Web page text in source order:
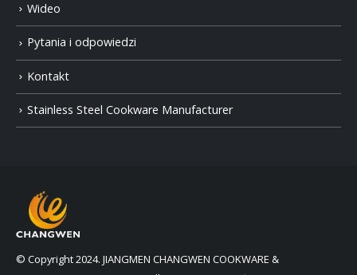
Wideo
Pytania i odpowiedzi
Kontakt
Stainless Steel Cookware Manufacturer
© Copyright 2024. JIANGMEN CHANGWEN COOKWARE &